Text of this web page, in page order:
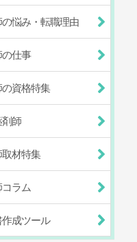
悩み・転職理由
仕事
資格特集
師
材特集
ラム
作成ツール